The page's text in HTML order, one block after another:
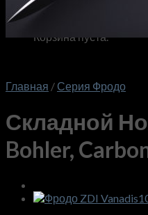
Корзина
Корзина пуста.
Главная / Серия Фродо
Складной
Bohler,